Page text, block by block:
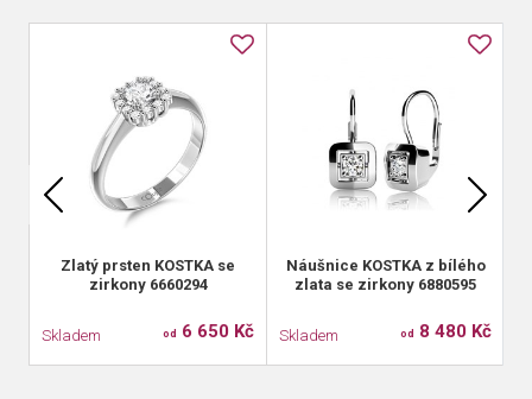
Zlatý prsten KOSTKA se
zirkony 6660294
Skladem od 6 650 Kč
Náušnice KOSTKA z bílého
zlata se zirkony 6880595
Skladem od 8 480 Kč